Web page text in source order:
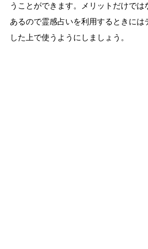
うことができます。メリットだけでは
あるので霊感占いを利用するときには
した上で使うようにしましょう。